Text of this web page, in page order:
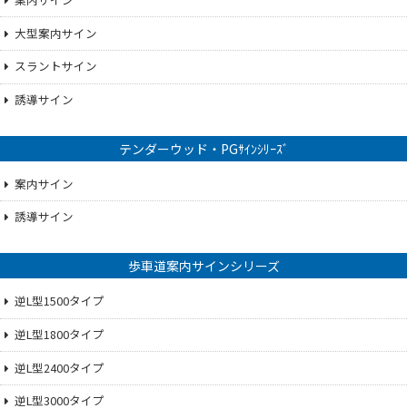
大型案内サイン
スラントサイン
誘導サイン
テンダーウッド・PGｻｲﾝｼﾘｰｽﾞ
案内サイン
誘導サイン
歩車道案内サインシリーズ
逆L型1500タイプ
逆L型1800タイプ
逆L型2400タイプ
逆L型3000タイプ